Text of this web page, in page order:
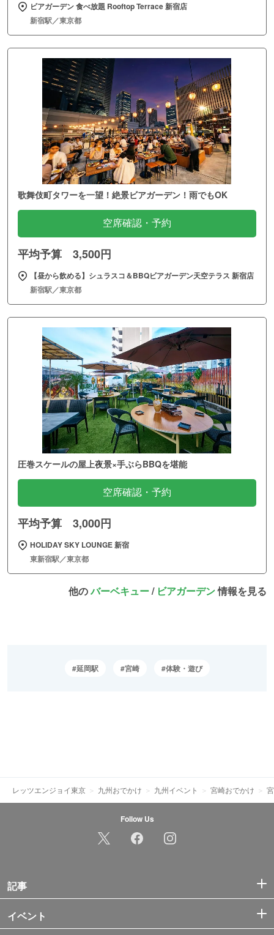
ビアガーデン 食べ放題 Rooftop Terrace 新宿店
新宿駅／東京都
歌舞伎町タワーを一望！絶景ビアガーデン！雨でもOK
空席確認・予約
平均予算 3,500円
【昼から飲める】シュラスコ＆BBQビアガーデン天空テラス 新宿店
新宿駅／東京都
圧巻スケールの屋上夜景×手ぶらBBQを堪能
空席確認・予約
平均予算 3,000円
HOLIDAY SKY LOUNGE 新宿
東新宿駅／東京都
他のバーベキュー/ ビアガーデン情報を見る
延岡駅 宮崎 体験・遊び
レッツエンジョイ東京 九州おでかけ 九州イベント 宮崎おでかけ
Follow Us
記事
イベント